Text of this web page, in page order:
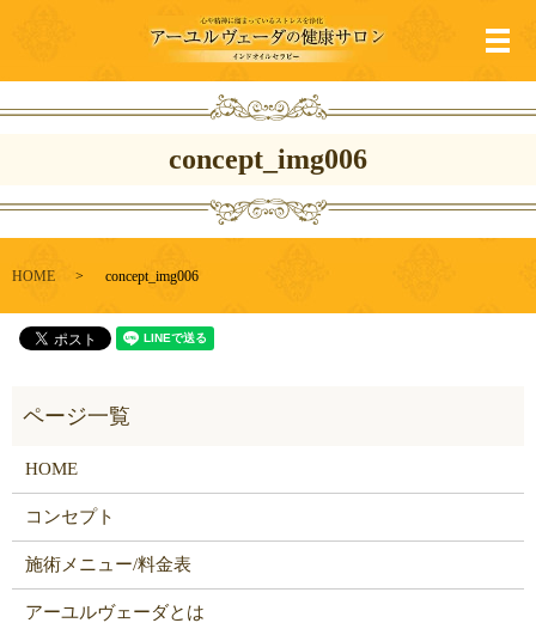
メ
concept_img006
HOME concept_img006
HOME
コンセプト
施術メニュー/料金表
アーユルヴェーダとは